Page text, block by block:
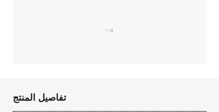
تفاصيل المنتج